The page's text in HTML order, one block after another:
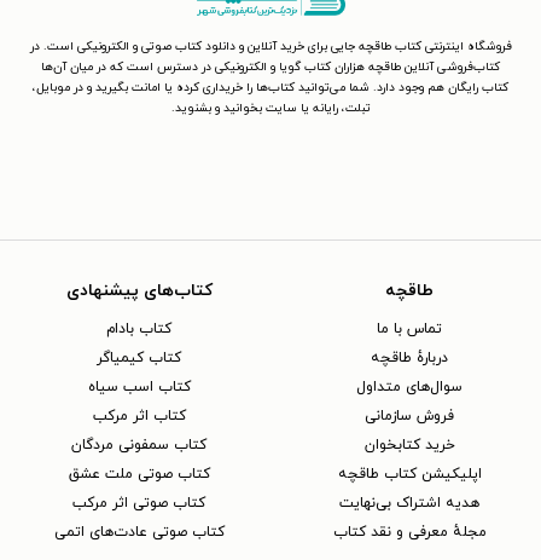
فروشگاه اینترنتی کتاب طاقچه جایی برای خرید آنلاین و دانلود کتاب صوتی و الکترونیکی است. در
کتاب‌فروشی آنلاین طاقچه هزاران کتاب گویا و الکترونیکی در دسترس است که در میان آن‌ها
کتاب رایگان هم وجود دارد. شما می‌توانید کتاب‌ها را خریداری کرده یا امانت بگیرید و در موبایل،
تبلت، رایانه یا سایت بخوانید و بشنوید.
طاقچه
تماس با ما
دربارهٔ طاقچه
سوال‌های متداول
فروش سازمانی
خرید کتابخوان
اپلیکیشن کتاب طاقچه
هدیه اشتراک بی‌نهایت
مجلهٔ معرفی و نقد کتاب
کتاب‌های پیشنهادی
کتاب بادام
کتاب کیمیاگر
کتاب اسب سیاه
کتاب اثر مرکب
کتاب سمفونی مردگان
کتاب صوتی ملت عشق
کتاب صوتی اثر مرکب
کتاب صوتی عادت‌های اتمی